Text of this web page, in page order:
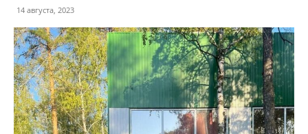
14 августа, 2023